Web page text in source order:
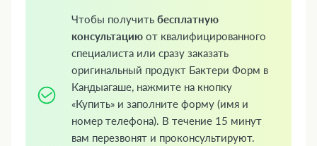
Чтобы получить бесплатную
консультацию от квалифицированного
специалиста или сразу заказать
оригинальный продукт Бактери Форм в
Кандыагаше, нажмите на кнопку
«Купить» и заполните форму (имя и
номер телефона). В течение 15 минут
вам перезвонят и проконсультируют.